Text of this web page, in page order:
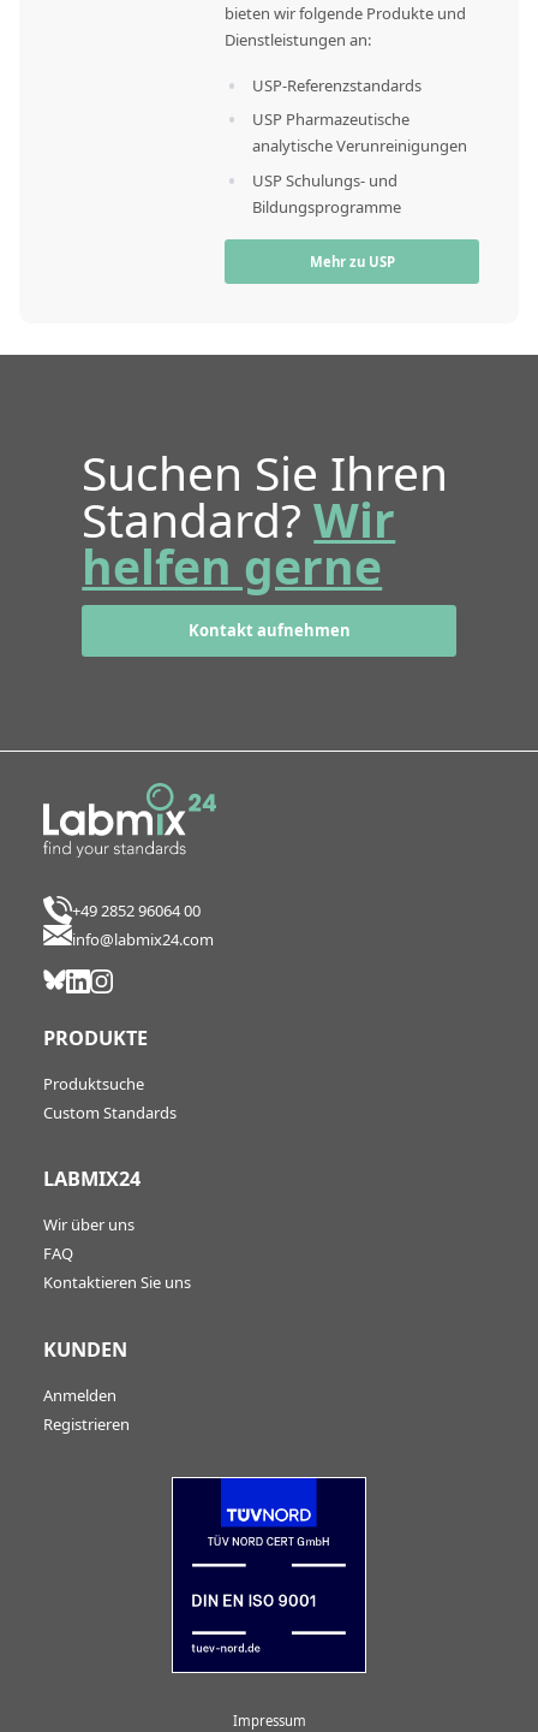
bieten wir folgende Produkte und
Dienstleistungen an:
USP-Referenzstandards
USP Pharmazeutische
analytische Verunreinigungen
USP Schulungs- und
Bildungsprogramme
Mehr zu USP
Suchen Sie Ihren
Standard?Wir
helfen gerne
Kontakt aufnehmen
+49 2852 96064 00
info@labmix24.com
PRODUKTE
Produktsuche
Custom Standards
LABMIX24
Wir über uns
FAQ
Kontaktieren Sie uns
KUNDEN
Anmelden
Registrieren
Impressum